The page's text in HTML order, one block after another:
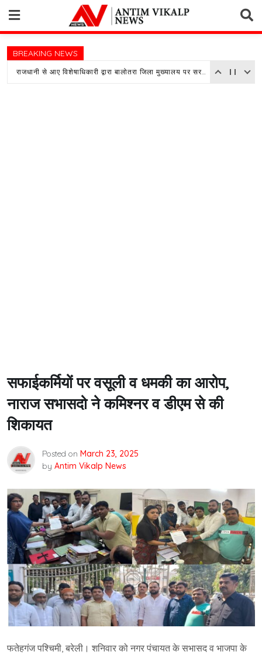
content
BREAKING NEWS
राजधानी से आए विशेषाधिकारी द्वारा बालोतरा जिला मुख्यालय पर सरकारी अस्पताल का किया औचक निरीक्षण
सफाईकर्मियों पर वसूली व धमकी का आरोप,
नाराज सभासदो ने कमिश्नर व डीएम से की
शिकायत
Posted on March 23, 2025
by Antim Vikalp News
फतेहगंज पश्चिमी, बरेली। शनिवार को नगर पंचायत के सभासद व भाजपा के